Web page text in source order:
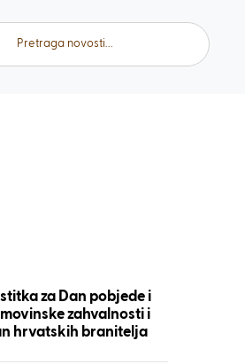
za Dan pobjede i
zahvalnosti i
hrvatskih branitelja